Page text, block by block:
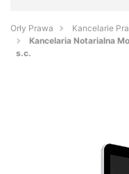
Orły Prawa
Kancelarie
Kancelaria Notarialna
s.c.